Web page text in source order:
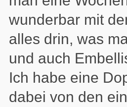
wunderbar mit
alles drin, was
und auch
Ich habe eine
dabei von den